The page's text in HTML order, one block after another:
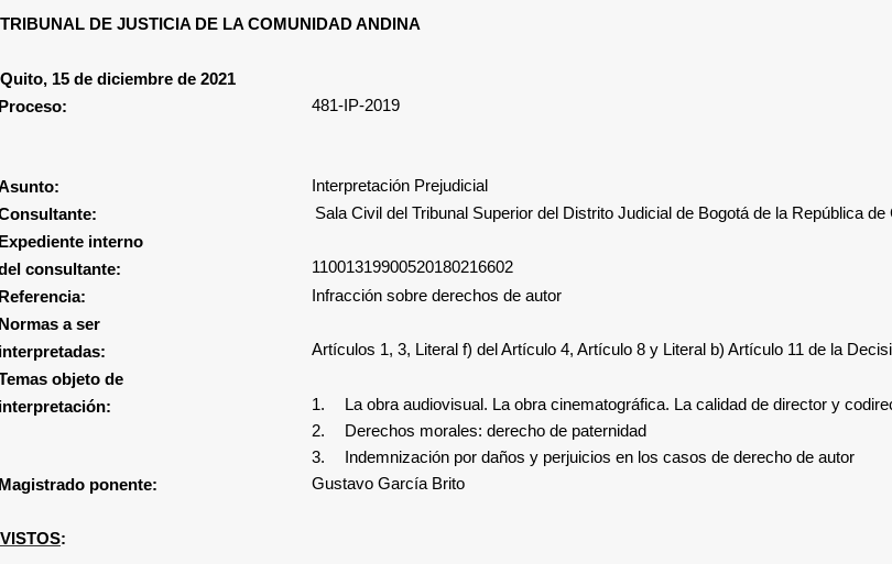
TRIBUNAL DE JUSTICIA DE LA COMUNIDAD ANDINA
Quito, 15 de diciembre de 2021
481-IP-2019
Interpretación Prejudicial
Sala Civil del Tribunal Superior del Distrito Judicial de Bogotá de la República de
interno
consultante:
11001319900520180216602
Infracción sobre derechos de autor
a ser
Artículos 1, 3, Literal f) del Artículo 4, Artículo 8 y Literal b) Artículo 11 de la
objeto de
1.
La obra audiovisual. La obra cinematográfica. La calidad de director y
2.
Derechos morales: derecho de paternidad
3.
Indemnización por daños y perjuicios en los casos de derecho de autor
ponente:
Gustavo García Brito
VISTOS: